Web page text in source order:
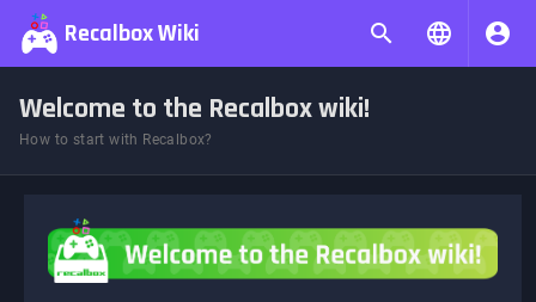
Recalbox Wiki
Welcome to the Recalbox wiki!
How to start with Recalbox?